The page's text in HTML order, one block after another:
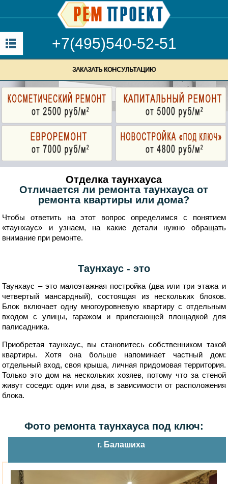
+7(495)540-52-51
ЗАКАЗАТЬ КОНСУЛЬТАЦИЮ
Отделка таунхауса
Отличается ли ремонта таунхауса от
ремонта квартиры или дома?
Чтобы ответить на этот вопрос определимся с понятием
«таунхаус» и узнаем, на какие детали нужно обращать
внимание при ремонте.
Таунхаус - это
Таунхаус – это малоэтажная постройка (два или три этажа и
четвертый мансардный), состоящая из нескольких блоков.
Блок включает одну многоуровневую квартиру с отдельным
входом с улицы, гаражом и прилегающей площадкой для
палисадника.
Приобретая таунхаус, вы становитесь собственником такой
квартиры. Хотя она больше напоминает частный дом:
отдельный вход, своя крыша, личная придомовая территория.
Только это дом на нескольких хозяев, потому что за стеной
живут соседи: один или два, в зависимости от расположения
блока.
Фото ремонта таунхауса под ключ:
г. Балашиха